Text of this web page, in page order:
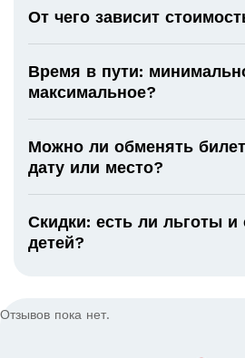
От чего зависит
Время в пути:
максимальное?
Можно ли обменять
дату или место?
Скидки: есть ли льготы и
детей?
Отзывов пока нет.